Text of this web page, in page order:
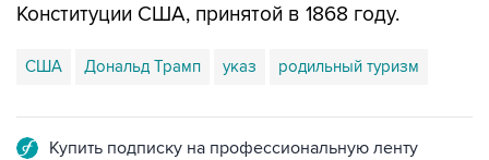
Конституции США, принятой в 1868 году.
США Дональд Трамп указ родильный туризм
Купить подписку на профессиональную ленту